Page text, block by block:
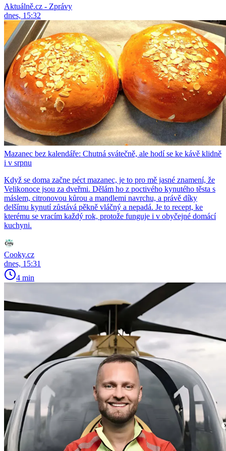
Aktuálně.cz - Zprávy
dnes, 15:32
Mazanec bez kalendáře: Chutná svátečně, ale hodí se ke kávě klidně
i v srpnu
Když se doma začne péct mazanec, je to pro mě jasné znamení, že
Velikonoce jsou za dveřmi. Dělám ho z poctivého kynutého těsta s
máslem, citronovou kůrou a mandlemi navrchu, a právě díky
delšímu kynutí zůstává pěkně vláčný a nepadá. Je to recept, ke
kterému se vracím každý rok, protože funguje i v obyčejné domácí
kuchyni.
Cooky.cz
dnes, 15:31
4 min